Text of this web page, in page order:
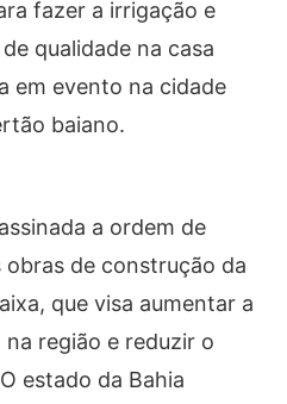
fazer a irrigação e
qualidade na casa
em evento na cidade
baiano.
a ordem de
de construção da
que visa aumentar a
região e reduzir o
estado da Bahia